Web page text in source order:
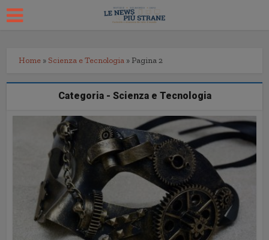
Home » Scienza e Tecnologia » Pagina 2
Categoria - Scienza e Tecnologia